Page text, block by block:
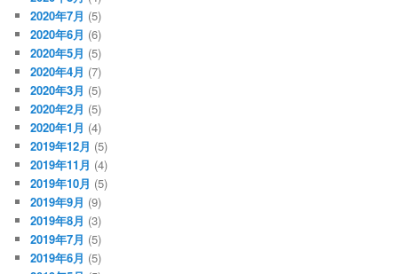
2020年7月 (5)
2020年6月 (6)
2020年5月 (5)
2020年4月 (7)
2020年3月 (5)
2020年2月 (5)
2020年1月 (4)
2019年12月 (5)
2019年11月 (4)
2019年10月 (5)
2019年9月 (9)
2019年8月 (3)
2019年7月 (5)
2019年6月 (5)